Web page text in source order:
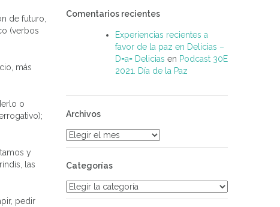
de futuro,
(verbos
más
o
y
las
pedir
Comentarios recientes
Experiencias recientes a
favor de la paz en Delicias –
D=a= Delicias en Podcast 30E
2021. Día de la Paz
Archivos
Archivos
Categorías
Categorías